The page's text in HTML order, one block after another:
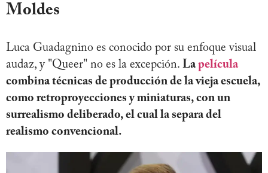
Moldes
Luca Guadagnino es conocido por su enfoque visual
audaz, y "Queer" no es la excepción. Lapelícula
combina técnicas de producción de la vieja escuela,
como retroproyecciones y miniaturas, con un
surrealismo deliberado, el cual la separa del
realismo convencional.